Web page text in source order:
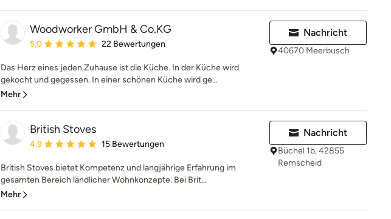
Woodworker GmbH & Co.KG
Durchschnittliche Bewertung: 5 von 5 Sternen
5,0 22 Bewertungen
Das Herz eines jeden Zuhause ist die Küche. In der Küche wird
gekocht und gegessen. In einer schönen Küche wird ge...
Mehr
Nachricht
40670 Meerbusch
British Stoves
Durchschnittliche Bewertung: 4.9 von 5 Sternen
4,9 15 Bewertungen
British Stoves bietet Kompetenz und langjährige Erfahrung im
gesamten Bereich ländlicher Wohnkonzepte. Bei Brit...
Mehr
Nachricht
Büchel 1b, 42855
Remscheid